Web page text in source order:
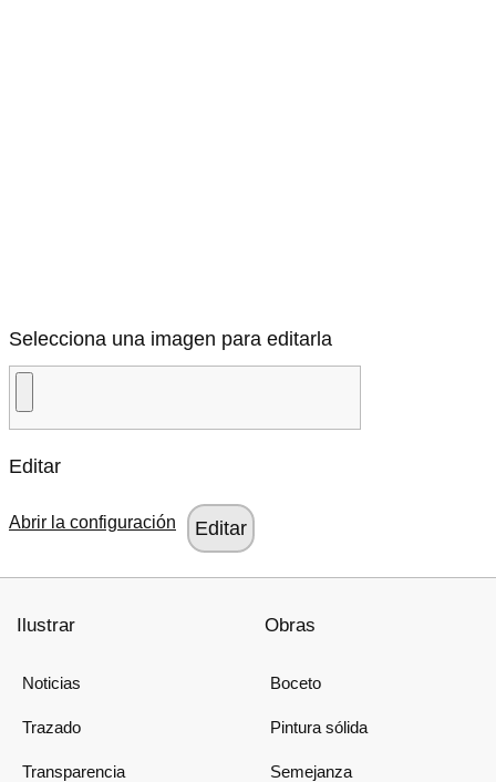
Selecciona una imagen para editarla
Editar
Abrir la configuración
Ilustrar
Noticias
Trazado
Transparencia
Obras
Boceto
Pintura sólida
Semejanza